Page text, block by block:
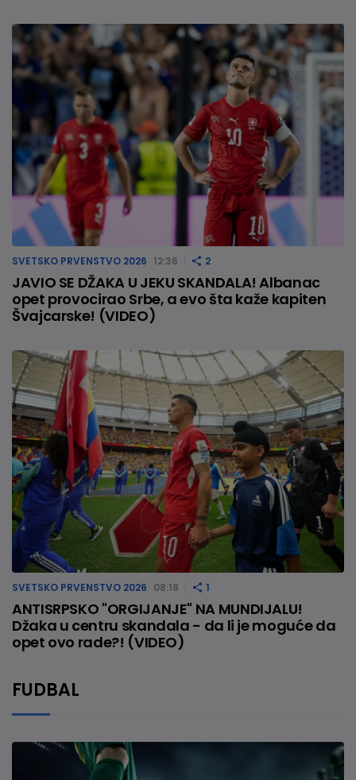
SVETSKO PRVENSTVO 2026 12:36 2
JAVIO SE DŽAKA U JEKU SKANDALA! Albanac
opet provocirao Srbe, a evo šta kaže kapiten
Švajcarske! (VIDEO)
SVETSKO PRVENSTVO 2026 08:18 1
ANTISRPSKO "ORGIJANJE" NA MUNDIJALU!
Džaka u centru skandala - da li je moguće da
opet ovo rade?! (VIDEO)
FUDBAL